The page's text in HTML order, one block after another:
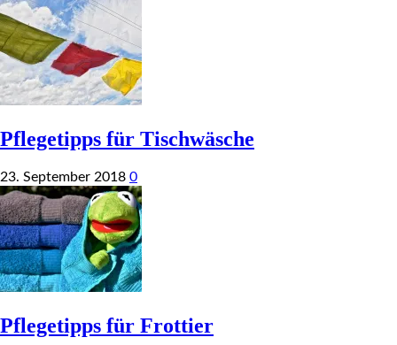
Pflegetipps für Tischwäsche
23. September 2018 0
Pflegetipps für Frottier